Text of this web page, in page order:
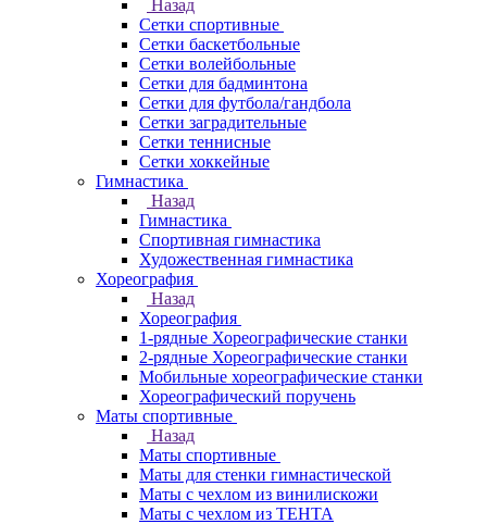
Назад
Сетки спортивные
Сетки баскетбольные
Сетки волейбольные
Сетки для бадминтона
Сетки для футбола/гандбола
Сетки заградительные
Сетки теннисные
Сетки хоккейные
Гимнастика
Назад
Гимнастика
Спортивная гимнастика
Художественная гимнастика
Хореография
Назад
Хореография
1-рядные Хореографические станки
2-рядные Хореографические станки
Мобильные хореографические станки
Хореографический поручень
Маты спортивные
Назад
Маты спортивные
Маты для стенки гимнастической
Маты с чехлом из винилискожи
Маты с чехлом из ТЕНТА